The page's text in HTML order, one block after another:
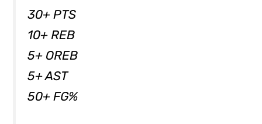
30+ PTS
10+ REB
5+ OREB
5+ AST
50+ FG%